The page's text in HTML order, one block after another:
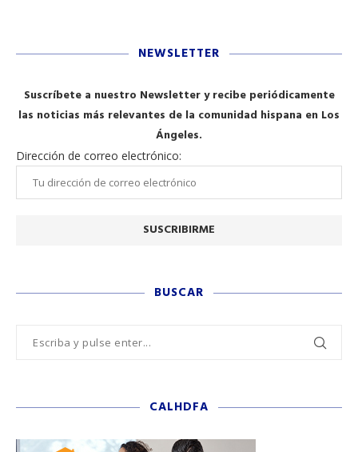
NEWSLETTER
Suscríbete a nuestro Newsletter y recibe periódicamente
las noticias más relevantes de la comunidad hispana en Los
Ángeles.
Dirección de correo electrónico:
BUSCAR
CALHDFA